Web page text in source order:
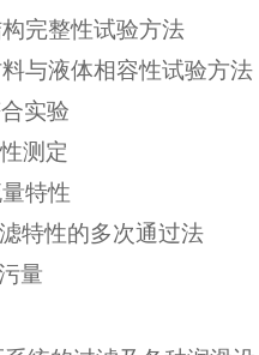
完整性试验方法
与液体相容性试验方法
实验
测定
特性
特性的多次通过法
量